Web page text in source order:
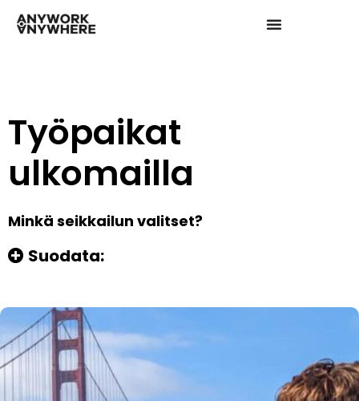
Työpaikat
ulkomailla
Minkä seikkailun valitset?
Suodata: